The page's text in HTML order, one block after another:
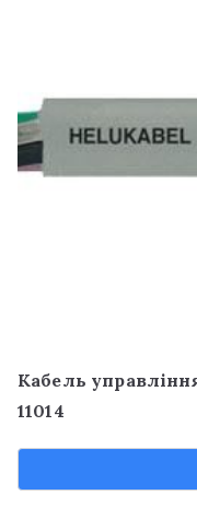
Кабель
11014